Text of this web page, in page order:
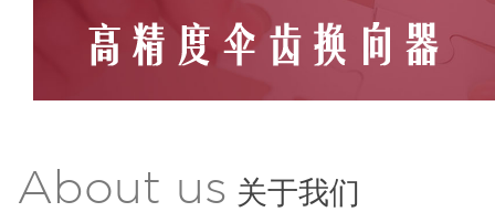
About us 关于我们